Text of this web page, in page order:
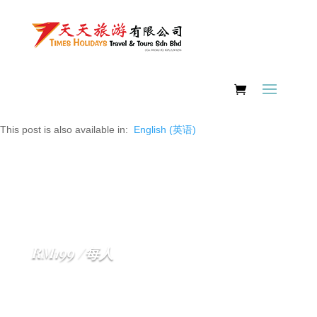
This post is also available in: English (英语)
RM199 /每人